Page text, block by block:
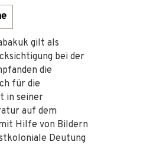
gilt als
bei der
die
für die
in seiner
auf dem
Hilfe von Bildern
Deutung